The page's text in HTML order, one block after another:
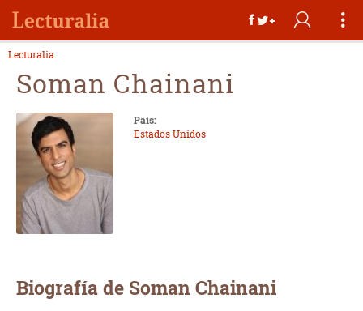
Lecturalia
Soman Chainani
País:
Estados Unidos
Biografía de Soman Chainani